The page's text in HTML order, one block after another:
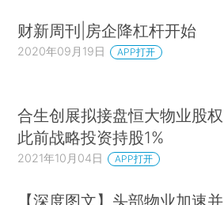
财新周刊|房企降杠杆开始
2020年09月19日 APP打开
合生创展拟接盘恒大物业股权
此前战略投资持股1%
2021年10月04日 APP打开
【深度图文】头部物业加速并